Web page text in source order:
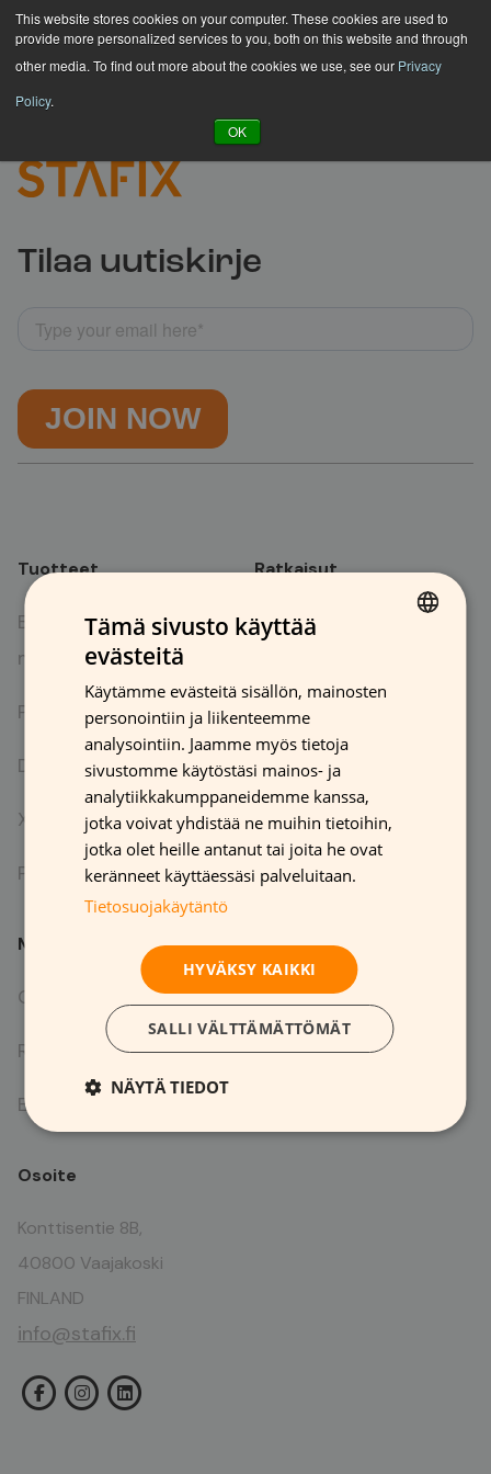
This website stores cookies on your computer. These cookies are used to
provide more personalized services to you, both on this website and through
other media. To find out more about the cookies we use, see our Privacy
Policy.
OK
Hyppää
sisältöön
Tilaa uutiskirje
Tuotteet
Brändit ja
myymälämainonta
Painotalot
DOTS
XTAC
PAPTIC
Ratkaisut
For brands & stores
Help me choose
Meistä
Ota yhteyttä
Referenssit
E-kirjat
Osoite
Konttisentie 8B,
40800 Vaajakoski
FINLAND
info@stafix.fi
GERMAN
Tämä sivusto käyttää
evästeitä
Käytämme evästeitä sisällön, mainosten
personointiin ja liikenteemme
analysointiin. Jaamme myös tietoja
sivustomme käytöstäsi mainos- ja
analytiikkakumppaneidemme kanssa,
jotka voivat yhdistää ne muihin tietoihin,
jotka olet heille antanut tai joita he ovat
keränneet käyttäessäsi palveluitaan.
Tietosuojakäytäntö
HYVÄKSY KAIKKI
SALLI VÄLTTÄMÄTTÖMÄT
NÄYTÄ TIEDOT